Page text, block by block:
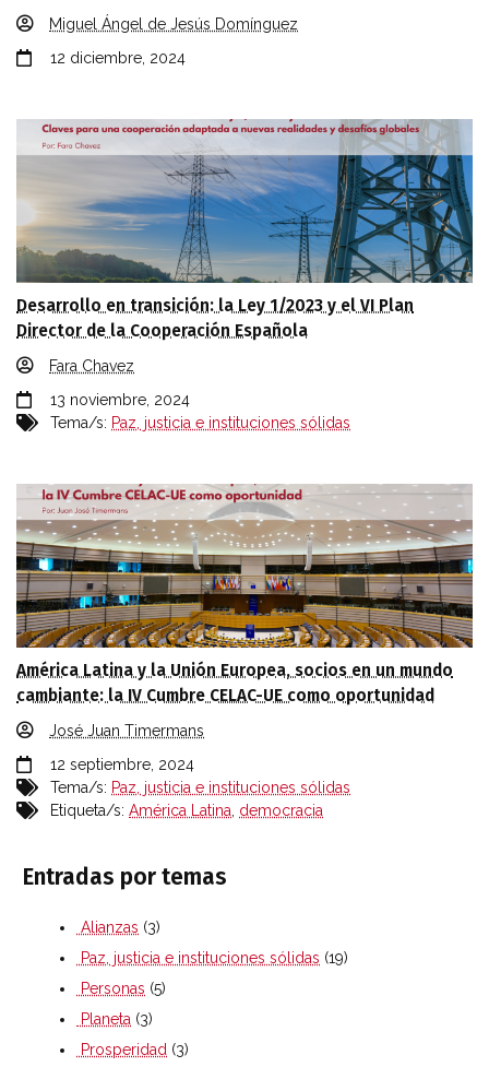
Miguel Ángel de Jesús Domínguez
12 diciembre, 2024
Desarrollo en transición: la Ley 1/2023 y el VI Plan
Director de la Cooperación Española
Fara Chavez
13 noviembre, 2024
Tema/s: Paz, justicia e instituciones sólidas
América Latina y la Unión Europea, socios en un mundo
cambiante: la IV Cumbre CELAC-UE como oportunidad
José Juan Timermans
12 septiembre, 2024
Tema/s: Paz, justicia e instituciones sólidas
Etiqueta/s: América Latina democracia
Entradas por temas
Alianzas (3)
Paz, justicia e instituciones sólidas (19)
Personas (5)
Planeta (3)
Prosperidad (3)